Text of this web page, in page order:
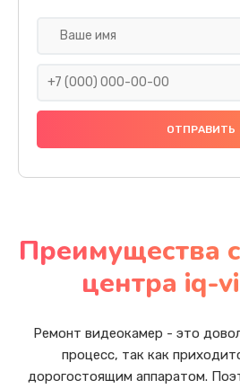
Преимущества
центра iq-
Ремонт видеокамер - это
процесс, так как
дорогостоящим аппаратом.